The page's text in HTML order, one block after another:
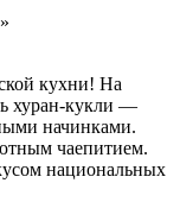
кухни! На
хуран-кукли —
начинками.
чаепитием.
национальных